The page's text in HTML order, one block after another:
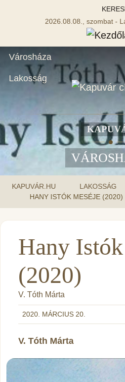
2026.08.08., szombat -
Városháza
Lakosság
KAPUVÁR.HU LAKOSSÁG
HANY ISTÓK MESÉJE (2020)
Hany
(2020)
V. Tóth Márta
2020. MÁRCIUS 20.
V. Tóth Márta